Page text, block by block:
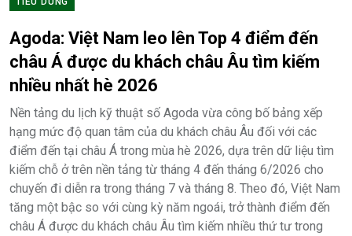
Agoda: Việt Nam leo lên Top 4 điểm đến
châu Á được du khách châu Âu tìm kiếm
nhiều nhất hè 2026
Nền tảng du lịch kỹ thuật số Agoda vừa công bố bảng xếp
hạng mức độ quan tâm của du khách châu Âu đối với các
điểm đến tại châu Á trong mùa hè 2026, dựa trên dữ liệu tìm
kiếm chỗ ở trên nền tảng từ tháng 4 đến tháng 6/2026 cho
chuyến đi diễn ra trong tháng 7 và tháng 8. Theo đó, Việt Nam
tăng một bậc so với cùng kỳ năm ngoái, trở thành điểm đến
châu Á được du khách châu Âu tìm kiếm nhiều thứ tư trong